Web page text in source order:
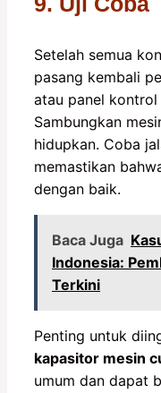
Setelah semua
pasang kembali
atau panel
Sambungkan
hidupkan. Coba
memastikan
dengan baik.
Baca Juga
Indonesia:
Terkini
Penting untuk
kapasitor mesin
umum dan dapat